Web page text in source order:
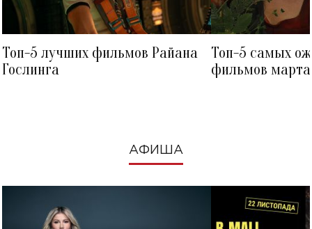
Топ-5 лучших фильмов Райана
Гослинга
Топ-5 самых
фильмов
АФИША